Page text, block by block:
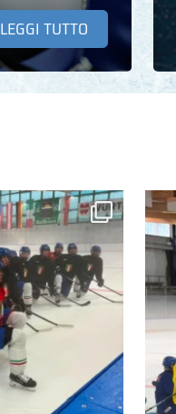
LEGGI TUTTO